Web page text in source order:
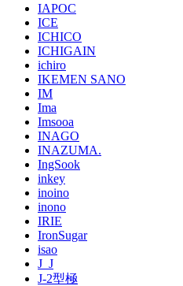
IAPOC
ICE
ICHICO
ICHIGAIN
ichiro
IKEMEN SANO
IM
Ima
Imsooa
INAGO
INAZUMA.
IngSook
inkey
inoino
inono
IRIE
IronSugar
isao
J_J
J-2型極